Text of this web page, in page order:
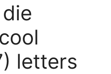
letters